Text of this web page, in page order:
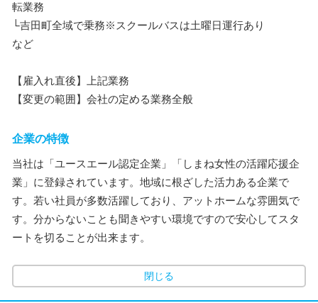
転業務
└吉田町全域で乗務※スクールバスは土曜日運行あり
など
【雇入れ直後】上記業務
【変更の範囲】会社の定める業務全般
企業の特徴
当社は「ユースエール認定企業」「しまね女性の活躍応援企
業」に登録されています。地域に根ざした活力ある企業で
す。若い社員が多数活躍しており、アットホームな雰囲気で
す。分からないことも聞きやすい環境ですので安心してスタ
ートを切ることが出来ます。
閉じる